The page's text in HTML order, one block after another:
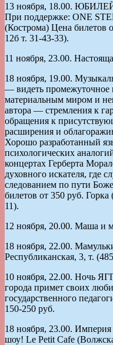
13 ноября, 18.00.
При поддержке: ONE
(Кострома) Цена билетов
12б т. 31-43-33).
11 ноября, 23.00.
18 ноября, 19.00.
— видеть промежуточное
материальным миром и
автора — стремления к
обращения к
расширения и
Хорошо разработанный
психологических
концертах Герберта
духовного искателя, где
следованием по пути
билетов от 350 руб.
11).
12 ноября, 20.00. Маша и
18 ноября, 22.00.
Республиканская, 3, т.
10 ноября, 22.00. Ночь
города примет своих
государственного
150-250 руб.
18 ноября, 23.00. Империя
шоу! Le Petit Cafe